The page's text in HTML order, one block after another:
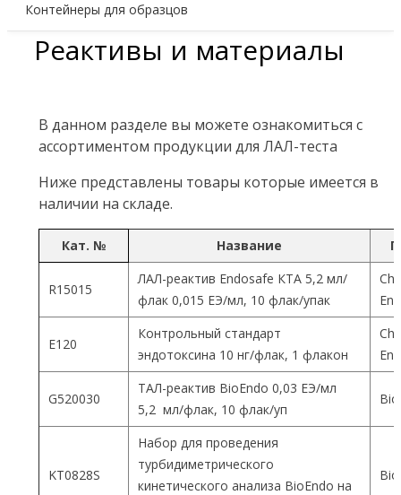
Контейнеры для образцов
Реактивы и материалы
В данном разделе вы можете ознакомиться с
ассортиментом продукции для ЛАЛ-теста
Ниже представлены товары которые имеется в
наличии на складе.
Кат. № Название
R15015
ЛАЛ-реактив Endosafe КТА 5,2 мл/
флак 0,015 ЕЭ/мл, 10 флак/упак
Е120
Контрольный стандарт
эндотоксина 10 нг/флак, 1 флакон
G520030
ТАЛ-реактив BioEndo 0,03 ЕЭ/мл
5,2 мл/флак, 10 флак/уп
KT0828S
Набор для проведения
турбидиметрического
кинетического анализа BioEndo на